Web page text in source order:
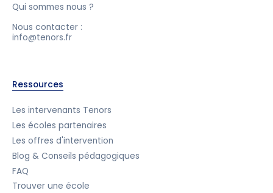
Qui sommes nous ?
Nous contacter :
info@tenors.fr
Ressources
Les intervenants Tenors
Les écoles partenaires
Les offres d'intervention
Blog & Conseils pédagogiques
FAQ
Trouver une école